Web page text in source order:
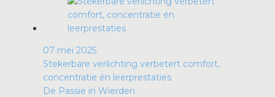
07 mei 2025
Stekerbare verlichting verbetert comfort,
concentratie én leerprestaties
De Passie in Wierden